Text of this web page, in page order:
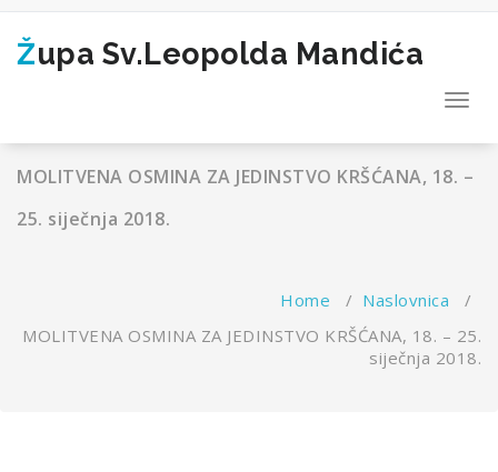
Skip
contentŽupa Sv.Leopolda Mandića
MOLITVENA OSMINA ZA JEDINSTVO KRŠĆANA, 18. –
25. siječnja 2018.
Home / Naslovnica /
MOLITVENA OSMINA ZA JEDINSTVO KRŠĆANA, 18. – 25.
siječnja 2018.